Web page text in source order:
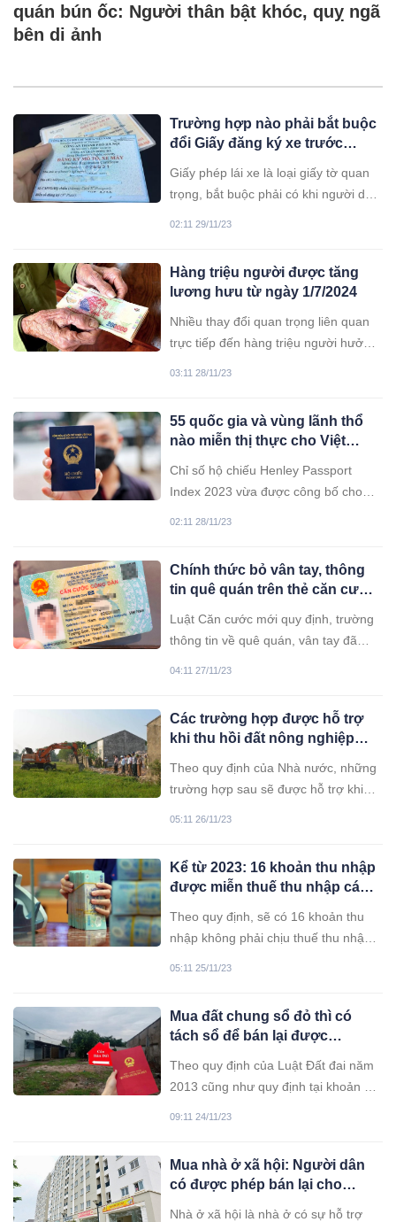
quán bún ốc: Người thân bật khóc, quỵ ngã
bên di ảnh
Trường hợp nào phải bắt buộc
đổi Giấy đăng ký xe trước
đến 6 triệu
Giấy phép lái xe là loại giấy tờ quan
trọng, bắt buộc phải có khi người dân
02:11 29/11/23
Hàng triệu người được tăng
lương hưu từ ngày 1/7/2024
Nhiều thay đổi quan trọng liên quan
trực tiếp đến hàng triệu người hưởng
03:11 28/11/23
55 quốc gia và vùng lãnh thổ
nào miễn thị thực cho Việt
Chỉ số hộ chiếu Henley Passport
Index 2023 vừa được công bố cho
02:11 28/11/23
Chính thức bỏ vân tay, thông
tin quê quán trên thẻ căn cước
Luật Căn cước mới quy định, trường
thông tin về quê quán, vân tay đã
sở dữ liệu quốc gia về dân cư.
04:11 27/11/23
Các trường hợp được hỗ trợ
khi thu hồi đất nông nghiệp
Theo quy định của Nhà nước, những
trường hợp sau sẽ được hỗ trợ khi
05:11 26/11/23
Kể từ 2023: 16 khoản thu nhập
được miễn thuế thu nhập cá
Theo quy định, sẽ có 16 khoản thu
nhập không phải chịu thuế thu nhập
05:11 25/11/23
Mua đất chung sổ đỏ thì có
tách sổ để bán lại được
Theo quy định của Luật Đất đai năm
2013 cũng như quy định tại khoản 1
thửa trước rồi sau đó mới lập Hợp
đồng chuyển nhượng phần đất đã
tách thửa có công chứng.
09:11 24/11/23
Mua nhà ở xã hội: Người dân
có được phép bán lại cho
Nhà ở xã hội là nhà ở có sự hỗ trợ